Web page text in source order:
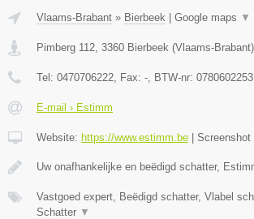
Vlaams-Brabant » Bierbeek Google maps ▼
Pimberg 112 3360 Bierbeek (Vlaams-Brabant)
Tel: 0470706222 , Fax: - , BTW-nr: 0780602253
E-mail › Estimm
Website: https://www.estimm.be Screenshot
Uw onafhankelijke en beëdigd schatter,
Vastgoed expert, Beëdigd schatter, Vlabel
Schatter ▼